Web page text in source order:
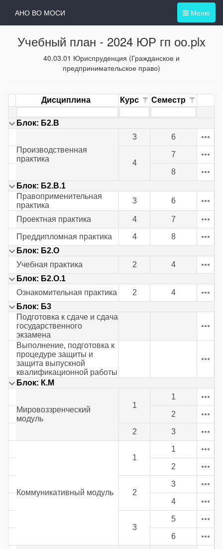
Меню
АНО ВО МОСИ
Учебный план - 2024 ЮР гп оо.plx
40.03.01 Юриспруденция (Гражданское и
предпринимательское право)
Дисциплина Курс Семестр
Блок: Б2.В
Производственная
практика
3 6
4
7
8
Блок: Б2.В.1
Правоприменительная
практика
3 6
Проектная практика 4 7
Преддипломная практика 4
8
Блок: Б2.О
Учебная практика
2
4
Блок: Б2.О.1
Ознакомительная практика
2
4
Блок: Б3
Подготовка к сдаче и сдача
государственного
экзамена
Выполнение, подготовка к
процедуре защиты и
защита выпускной
квалификационной работы
Блок: К.М
Мировоззренческий
модуль
1
1
2
2 3
Коммуникативный модуль
1
1
2
2
3
4
3
5
6